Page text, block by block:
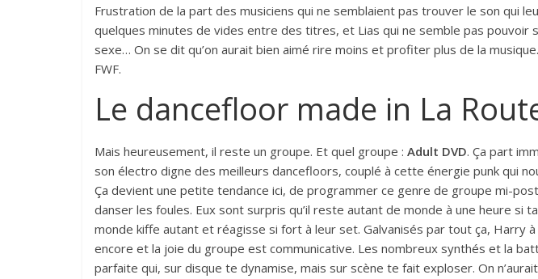
Frustration de la part des musiciens qui ne semblaient pas trouver le son qui
quelques minutes de vides entre des titres, et Lias qui ne semble pas pouvoir
sexe… On se dit qu’on aurait bien aimé rire moins et profiter plus de la
FWF.
Le dancefloor made in La
Mais heureusement, il reste un groupe. Et quel groupe : Adult DVD. Ça part
son électro digne des meilleurs dancefloors, couplé à cette énergie punk qui
Ça devient une petite tendance ici, de programmer ce genre de groupe mi-
danser les foules. Eux sont surpris qu’il reste autant de monde à une heure si
monde kiffe autant et réagisse si fort à leur set. Galvanisés par tout ça, Harry
encore et la joie du groupe est communicative. Les nombreux synthés et la
parfaite qui, sur disque te dynamise, mais sur scène te fait exploser. On